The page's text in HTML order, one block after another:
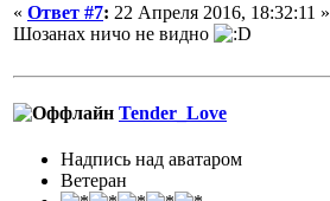
« Ответ #7: 22 Апреля 2016, 18:32:11 »
Шозанах ничо не видно
Tender_Love
Надпись над аватаром
Ветеран